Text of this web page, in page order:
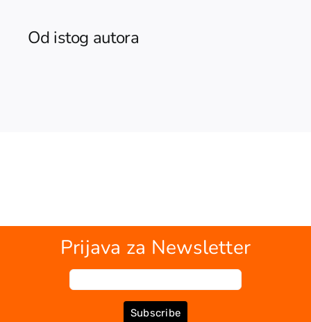
Od istog autora
Prijava za Newsletter
Subscribe